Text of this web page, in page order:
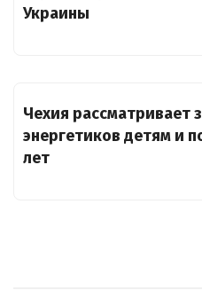
Украины
Чехия рассматривает
энергетиков детям и
лет